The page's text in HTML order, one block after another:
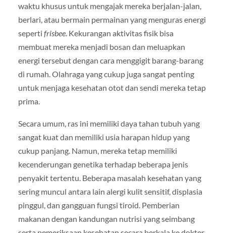
waktu khusus untuk mengajak mereka berjalan-jalan,
berlari, atau bermain permainan yang menguras energi
seperti frisbee. Kekurangan aktivitas fisik bisa
membuat mereka menjadi bosan dan meluapkan
energi tersebut dengan cara menggigit barang-barang
di rumah. Olahraga yang cukup juga sangat penting
untuk menjaga kesehatan otot dan sendi mereka tetap
prima.
Secara umum, ras ini memiliki daya tahan tubuh yang
sangat kuat dan memiliki usia harapan hidup yang
cukup panjang. Namun, mereka tetap memiliki
kecenderungan genetika terhadap beberapa jenis
penyakit tertentu. Beberapa masalah kesehatan yang
sering muncul antara lain alergi kulit sensitif, displasia
pinggul, dan gangguan fungsi tiroid. Pemberian
makanan dengan kandungan nutrisi yang seimbang